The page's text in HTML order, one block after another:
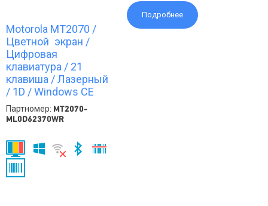
Подробнее
Motorola MT2070 /
Цветной экран /
Цифровая
клавиатура / 21
клавиша / Лазерный
/ 1D / Windows CE
Партномер: MT2070-
ML0D62370WR